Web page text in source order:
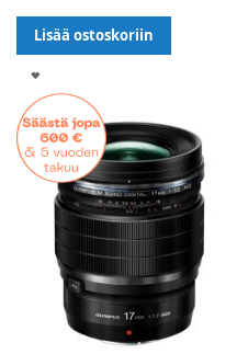
Lisää ostoskoriin
TOIVELISTALLE